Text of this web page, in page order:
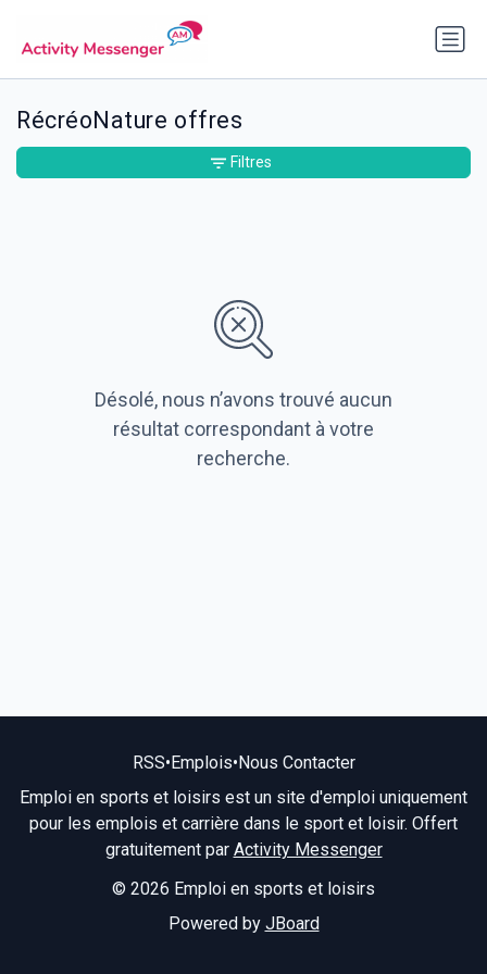
RécréoNature offres
Désolé, nous n’avons trouvé aucun
résultat correspondant à votre
recherche.
Filtres
RSS•Emplois•Nous Contacter
Emploi en sports et loisirs est un site d'emploi uniquement
pour les emplois et carrière dans le sport et loisir. Offert
gratuitement par Activity Messenger
© 2026 Emploi en sports et loisirs
Powered by JBoard